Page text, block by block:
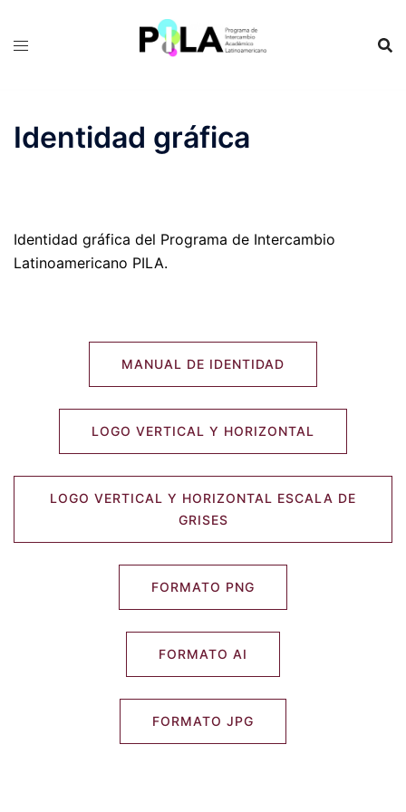
Identidad gráfica
Identidad gráfica del Programa de Intercambio
Latinoamericano PILA.
MANUAL DE IDENTIDAD
LOGO VERTICAL Y HORIZONTAL
LOGO VERTICAL Y HORIZONTAL ESCALA DE
GRISES
FORMATO PNG
FORMATO AI
FORMATO JPG